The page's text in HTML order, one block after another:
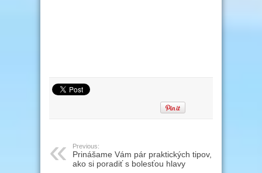
Previous:
Prinášame Vám pár praktických tipov,
ako si poradiť s bolesťou hlavy